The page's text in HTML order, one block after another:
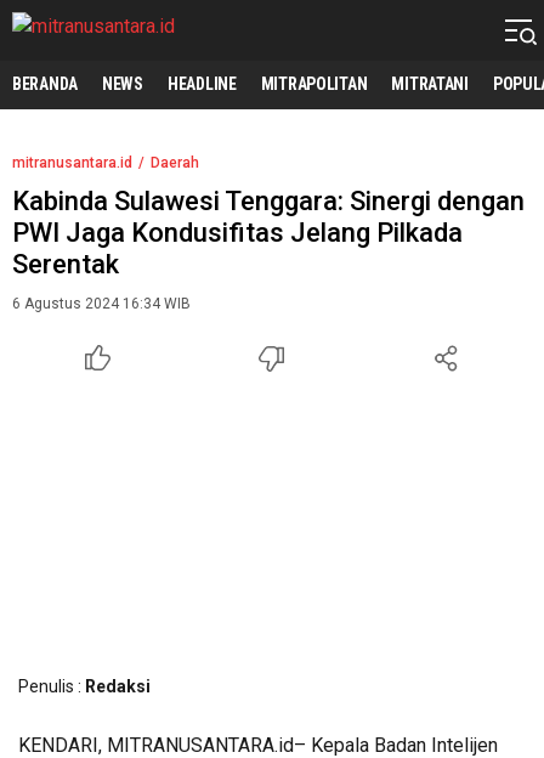
mitranusantara.id
Mitranya Masyarakat Indonesia
BERANDA NEWS HEADLINE MITRAPOLITAN MITRATANI
mitranusantara.id Daerah
Kabinda Sulawesi Tenggara: Sinergi dengan
PWI Jaga Kondusifitas Jelang Pilkada
Serentak
6 Agustus 2024 16:34 WIB
Penulis : Redaksi
KENDARI, MITRANUSANTARA.id– Kepala Badan Intelijen